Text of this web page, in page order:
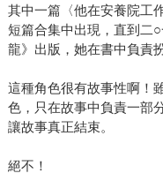
其中一篇〈他在安養院工
短篇合集中出現，直到二
龍》出版，她在書中負責
這種角色很有故事性啊！
色，只在故事中負責一部
讓故事真正結束。
絕不！